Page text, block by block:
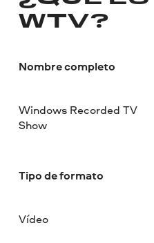
WTV?
Nombre completo
Windows Recorded TV
Show
Tipo de formato
Vídeo